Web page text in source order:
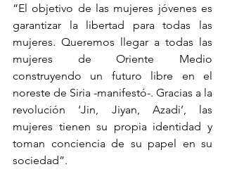
“El objetivo de las mujeres jóvenes es
garantizar la libertad para todas las
mujeres. Queremos llegar a todas las
mujeres de Oriente Medio
construyendo un futuro libre en el
noreste de Siria -manifestó-. Gracias a la
revolución ‘Jin, Jiyan, Azadi’, las
mujeres tienen su propia identidad y
toman conciencia de su papel en su
sociedad”.